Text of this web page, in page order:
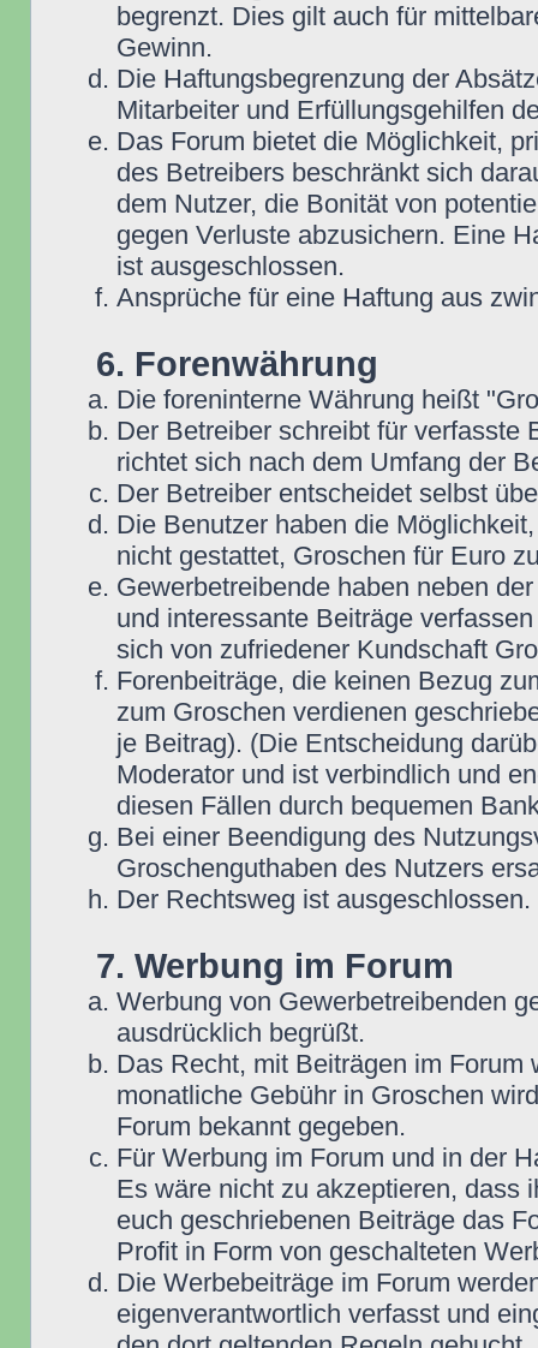
begrenzt. Dies gilt auch für
Gewinn.
Die Haftungsbegrenzung der
Mitarbeiter und Erfüllungsgehilfen
Das Forum bietet die Möglichkeit,
des Betreibers beschränkt sich
dem Nutzer, die Bonität von
gegen Verluste abzusichern. Eine
ist ausgeschlossen.
Ansprüche für eine Haftung aus
6. Forenwährung
Die foreninterne Währung heißt
Der Betreiber schreibt für verfasste
richtet sich nach dem Umfang der
Der Betreiber entscheidet selbst
Die Benutzer haben die
nicht gestattet, Groschen für Euro
Gewerbetreibende haben neben
und interessante Beiträge
sich von zufriedener Kundschaft
Forenbeiträge, die keinen Bezug
zum Groschen verdienen
je Beitrag). (Die Entscheidung
Moderator und ist verbindlich und
diesen Fällen durch bequemen
Bei einer Beendigung des
Groschenguthaben des Nutzers
Der Rechtsweg ist ausgeschlossen.
7. Werbung im Forum
Werbung von Gewerbetreibenden
ausdrücklich begrüßt.
Das Recht, mit Beiträgen im
monatliche Gebühr in Groschen
Forum bekannt gegeben.
Für Werbung im Forum und in der
Es wäre nicht zu akzeptieren, dass
euch geschriebenen Beiträge das
Profit in Form von geschalteten
Die Werbebeiträge im Forum
eigenverantwortlich verfasst und